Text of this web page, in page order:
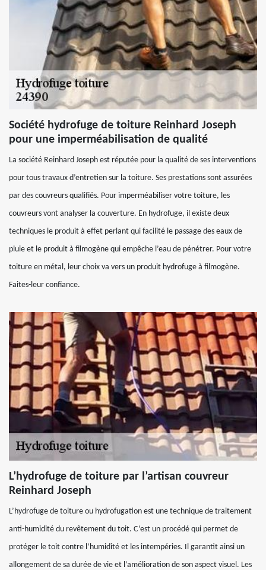
Société hydrofuge de toiture Reinhard Joseph
pour une imperméabilisation de qualité
La société Reinhard Joseph est réputée pour la qualité de ses interventions
pour tous travaux d’entretien sur la toiture. Ses prestations sont assurées
par des couvreurs qualifiés. Pour imperméabiliser votre toiture, les
couvreurs vont analyser la couverture. En hydrofuge, il existe deux
techniques le produit à effet perlant qui facilité le passage des eaux de
pluie et le produit à filmogène qui empêche l’eau de pénétrer. Pour votre
toiture en métal, leur choix va vers un produit hydrofuge à filmogène.
Faites-leur confiance.
L’hydrofuge de toiture par l’artisan couvreur
Reinhard Joseph
L’hydrofuge de toiture ou hydrofugation est une technique de traitement
anti-humidité du revêtement du toit. C’est un procédé qui permet de
protéger le toit contre l’humidité et les intempéries. Il garantit ainsi un
allongement de sa durée de vie et l’amélioration de son aspect visuel. Les